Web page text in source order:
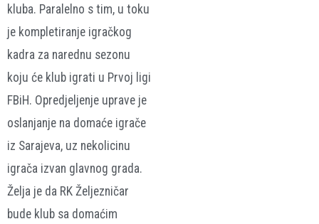
kluba. Paralelno s tim, u toku
je kompletiranje igračkog
kadra za narednu sezonu
koju će klub igrati u Prvoj ligi
FBiH. Opredjeljenje uprave je
oslanjanje na domaće igrače
iz Sarajeva, uz nekolicinu
igrača izvan glavnog grada.
Želja je da RK Željezničar
bude klub sa domaćim